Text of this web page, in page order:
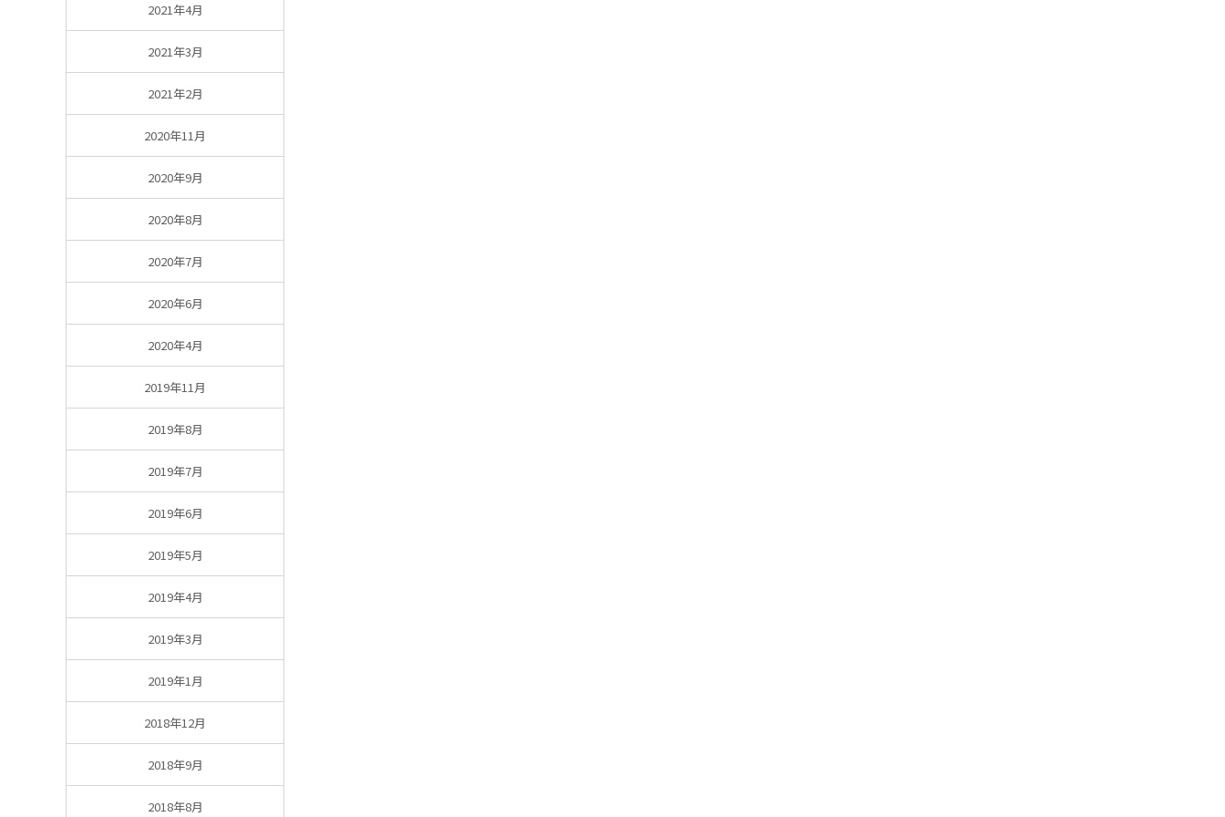
2021年4月
2021年3月
2021年2月
2020年11月
2020年9月
2020年8月
2020年7月
2020年6月
2020年4月
2019年11月
2019年8月
2019年7月
2019年6月
2019年5月
2019年4月
2019年3月
2019年1月
2018年12月
2018年9月
2018年8月